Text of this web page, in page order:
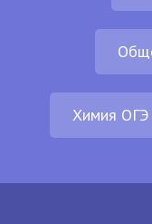
Химия ОГЭ